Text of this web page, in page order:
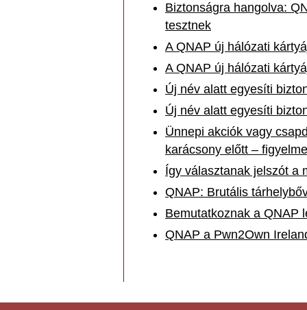
Biztonságra hangolva:
tesztnek
A QNAP új hálózati
A QNAP új hálózati
Új név alatt egyesíti
Új név alatt egyesíti
Ünnepi akciók vagy
karácsony előtt –
Így választanak jelszót a
QNAP: Brutális
Bemutatkoznak a QNAP
QNAP a Pwn2Own